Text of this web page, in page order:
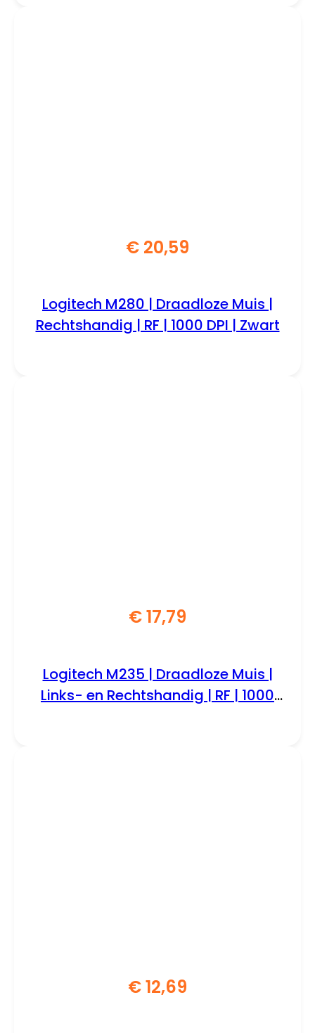
€ 20,59
Logitech M280 | Draadloze Muis |
Rechtshandig | RF | 1000 DPI | Zwart
€17,79
Logitech M235 | Draadloze Muis |
Links- en Rechtshandig | RF | 1000
€12,69